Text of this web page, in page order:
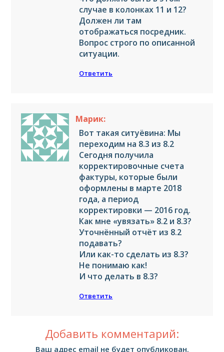
случае в колонках 11 и 12?
Должен ли там
отображаться посредник.
Вопрос строго по описанной
ситуации.
Ответить
Марик:
Вот такая ситуёвина: Мы
переходим на 8.3 из 8.2
Сегодня получила
корректировочные счета
фактуры, которые были
оформлены в марте 2018
года, а период
корректировки — 2016 год.
Как мне «увязать» 8.2 и 8.3?
Уточнённый отчёт из 8.2
подавать?
Или как-то сделать из 8.3?
Не понимаю как!
И что делать в 8.3?
Ответить
Добавить комментарий:
Ваш адрес email не будет опубликован.